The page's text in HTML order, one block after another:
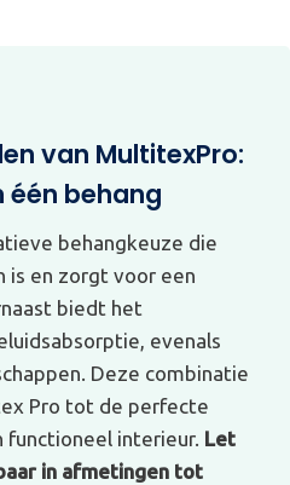
van MultitexPro:
één behang
behangkeuze die
is en zorgt voor een
biedt het
evenals
Deze combinatie
Pro tot de perfecte
functioneel interieur. Let
in afmetingen tot